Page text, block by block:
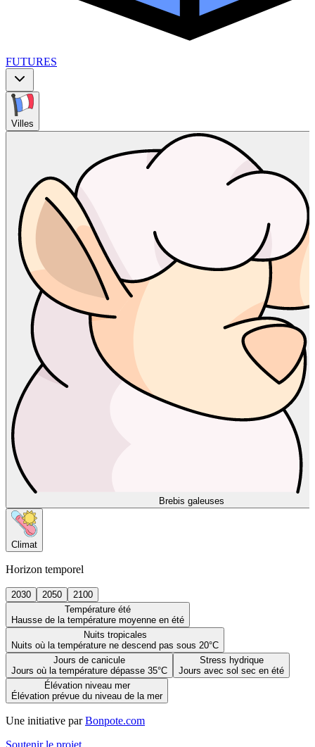
FUTURES
Villes
Brebis galeuses
Climat
Horizon temporel
2030 2050
2100
Température été
Hausse de la température moyenne en été
Nuits tropicales
Nuits où la température ne descend pas sous 20°C
Jours de canicule
Jours où la température dépasse 35°C
Stress hydrique
Jours avec sol sec en été
Élévation niveau mer
Élévation prévue du niveau de la mer
Une initiative par Bonpote.com
Soutenir le projet